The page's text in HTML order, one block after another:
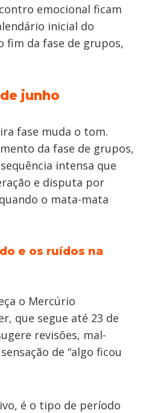
emocional ficam
inicial do
fim da fase de grupos,
junho
fase muda o tom.
da fase de grupos,
intensa que
e disputa por
o mata-mata
e os ruídos na
o Mercúrio
que segue até 23 de
revisões, mal-
de “algo ficou
é o tipo de período